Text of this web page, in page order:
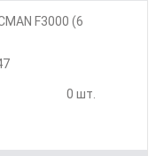
F3000 (6
0 шт.